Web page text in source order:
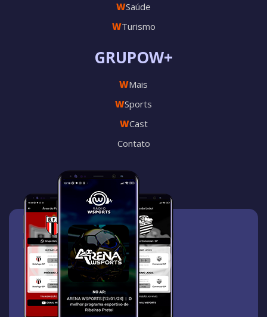
GRUPOW+
WMais
WSports
WCast
Contato
WSaúde
WTurismo